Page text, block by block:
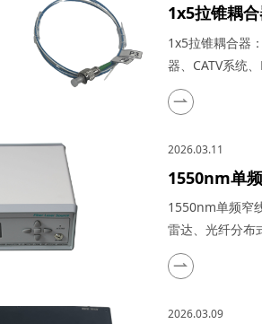
1x5拉锥耦
大器、光纤
1x5拉锥耦合器
器、CATV系统
感技术迅猛发
为了光纤网络构
一、1...
2026.03.11
1550nm单
冠产品在激
1550nm单频窄
雷达、光纤分布
光技术的浩瀚
域，吸引了众多
了市场上的热门
2026.03.09